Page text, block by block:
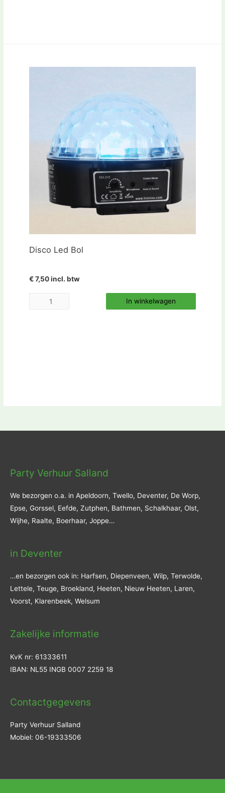
Disco Led Bol
€ 7,50 incl. btw
In winkelwagen
Party Verhuur Salland
We bezorgen o.a. in Apeldoorn, Twello, Deventer, De Worp,
Epse, Gorssel, Eefde, Zutphen, Bathmen, Schalkhaar, Olst,
Wijhe, Raalte, Boerhaar, Joppe…
in Deventer
…en bezorgen ook in: Harfsen, Diepenveen, Wilp, Terwolde,
Lettele, Teuge, Broekland, Heeten, Nieuw Heeten, Laren,
Voorst, Klarenbeek, Welsum
Zakelijke informatie
KvK nr: 61333611
IBAN: NL55 INGB 0007 2259 18
Contactgegevens
Party Verhuur Salland
Mobiel: 06-19333506